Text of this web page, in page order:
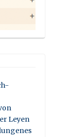
Leyen